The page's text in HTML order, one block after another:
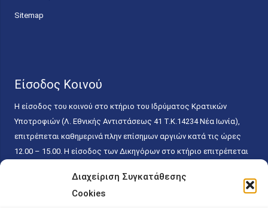
Διαχείριση Συγκατάθεσης
Cookies
Sitemap
Είσοδος Κοινού
Η είσοδος του κοινού στο κτήριο του Ιδρύματος Κρατικών
Υποτροφιών (Λ. Εθνικής Αντιστάσεως 41 T.K.14234 Νέα Ιωνία),
επιτρέπεται καθημερινά πλην επίσημων αργιών κατά τις ώρες
12.00 – 15.00. Η είσοδος των Δικηγόρων στο κτήριο επιτρέπεται
κάθε εργάσιμη ημέρα και ώρα χωρίς κανέναν χρονικό ή άλλο
περιορισμό. Η είσοδος του κοινού ειδικά στο γραφείο του